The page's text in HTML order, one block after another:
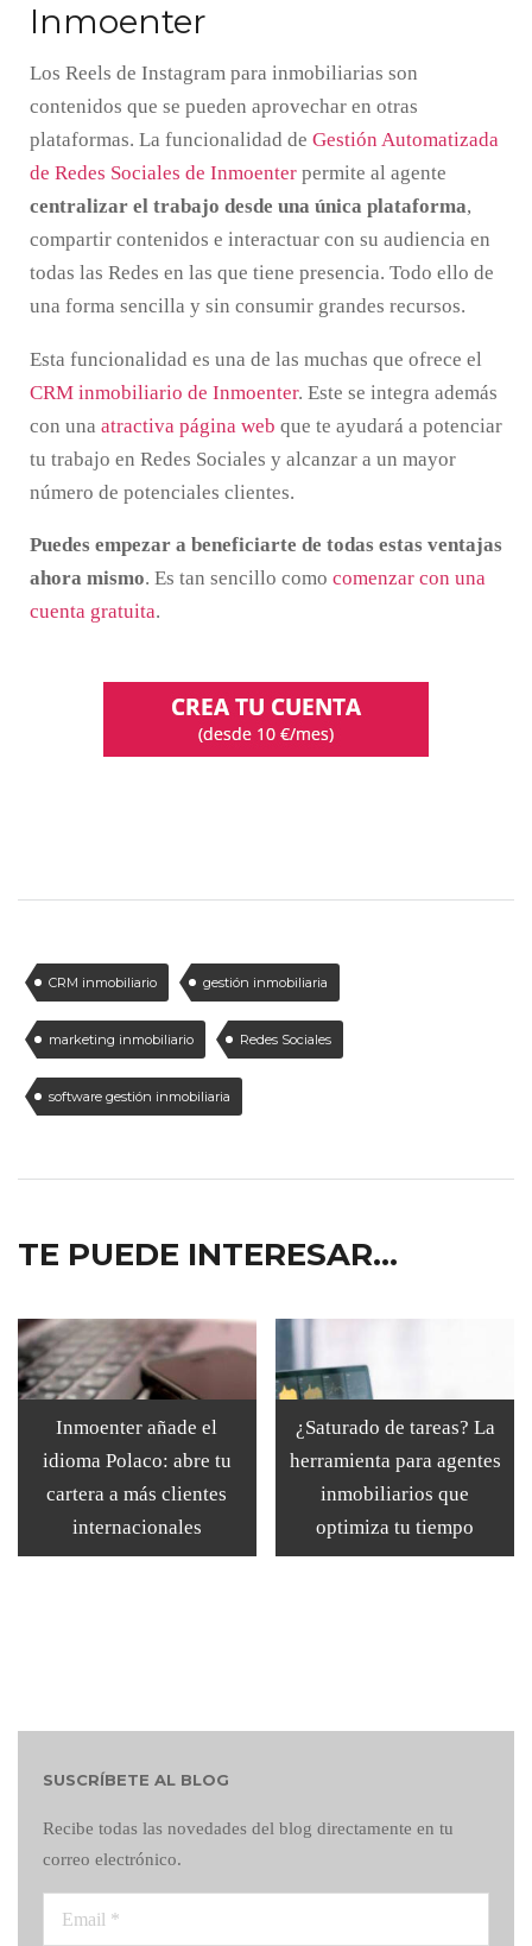
Inmoenter
Los Reels de Instagram para inmobiliarias son
contenidos que se pueden aprovechar en otras
plataformas. La funcionalidad de Gestión Automatizada
de Redes Sociales de Inmoenter permite al agente
centralizar el trabajo desde una única plataforma,
compartir contenidos e interactuar con su audiencia en
todas las Redes en las que tiene presencia. Todo ello de
una forma sencilla y sin consumir grandes recursos.
Esta funcionalidad es una de las muchas que ofrece el
CRM inmobiliario de Inmoenter. Este se integra además
con una atractiva página web que te ayudará a potenciar
tu trabajo en Redes Sociales y alcanzar a un mayor
número de potenciales clientes.
Puedes empezar a beneficiarte de todas estas ventajas
ahora mismo. Es tan sencillo como comenzar con una
cuenta gratuita.
CRM inmobiliario gestión inmobiliaria
marketing inmobiliario Redes Sociales
software gestión inmobiliaria
TE PUEDE INTERESAR...
Inmoenter añade el
idioma Polaco: abre tu
cartera a más clientes
internacionales
¿Saturado de tareas? La
herramienta para agentes
inmobiliarios que
optimiza tu tiempo
SUSCRÍBETE AL BLOG
Recibe todas las novedades del blog directamente en tu
correo electrónico.